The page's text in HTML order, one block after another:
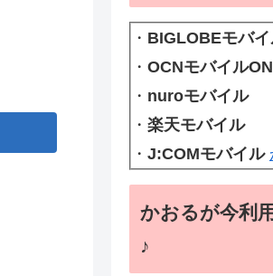
・ BIGLOBEモバ
・ OCNモバイル
・ nuroモバイル
・ 楽天モバイル
・ J:COMモバイル
かおるが今利
♪